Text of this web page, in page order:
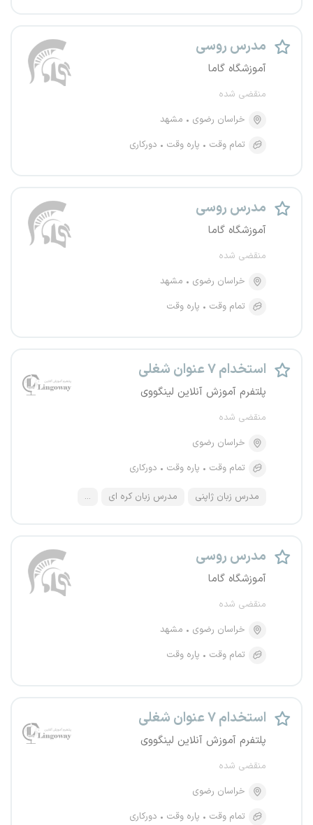
مدرس روسی
آموزشگاه گاما
منقضی شده
خراسان رضوی
مشهد
تمام وقت
پاره وقت دورکاری
مدرس روسی
آموزشگاه گاما
منقضی شده
خراسان رضوی
مشهد
تمام وقت
پاره وقت
استخدام ۷ عنوان شغلی
پلتفرم آموزش آنلاین لینگووی
منقضی شده
خراسان رضوی
تمام وقت
پاره وقت دورکاری
مدرس زبان ژاپنی مدرس زبان کره ای ...
مدرس روسی
آموزشگاه گاما
منقضی شده
خراسان رضوی
مشهد
تمام وقت
پاره وقت
استخدام ۷ عنوان شغلی
پلتفرم آموزش آنلاین لینگووی
منقضی شده
خراسان رضوی
تمام وقت
پاره وقت دورکاری